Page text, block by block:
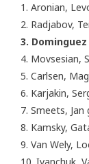
1. Aronian,
2. Radjabov,
3.
4. Movsesian,
5. Carlsen,
6. Karjakin,
7. Smeets,
8. Kamsky,
9. Van Wely,